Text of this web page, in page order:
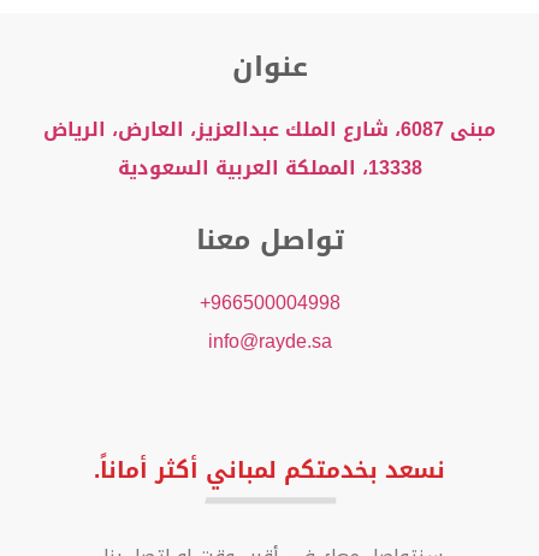
عنوان
مبنى 6087، شارع الملك عبدالعزيز، العارض، الرياض
13338، المملكة العربية السعودية
تواصل معنا
966500004998+
info@rayde.sa
نسعد بخدمتكم لمباني أكثر أماناً.